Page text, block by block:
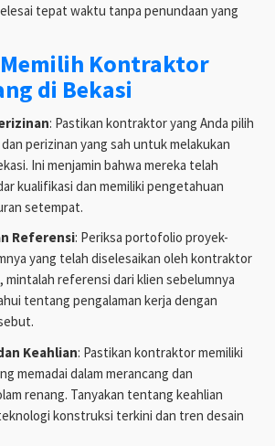
tepat waktu tanpa penundaan yang
Kontraktor
di Bekasi
: Pastikan kontraktor yang Anda pilih
perizinan yang sah untuk melakukan
Ini menjamin bahwa mereka telah
kualifikasi dan memiliki pengetahuan
setempat.
Referensi: Periksa portofolio proyek-
yang telah diselesaikan oleh kontraktor
mintalah referensi dari klien sebelumnya
tentang pengalaman kerja dengan
Keahlian: Pastikan kontraktor memiliki
memadai dalam merancang dan
renang. Tanyakan tentang keahlian
konstruksi terkini dan tren desain